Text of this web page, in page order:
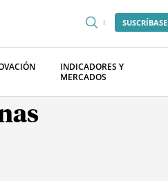
SUSCRÍBASE
INDICADORES Y
MERCADOS